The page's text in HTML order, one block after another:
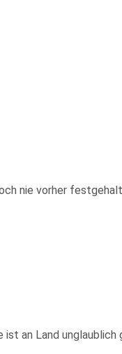
nie vorher
an Land